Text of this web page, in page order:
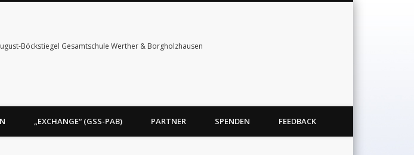
Böckstiegel Gesamtschule Werther & Borgholzhausen
„EXCHANGE“ (GSS-PAB) PARTNER SPENDEN FEEDBACK